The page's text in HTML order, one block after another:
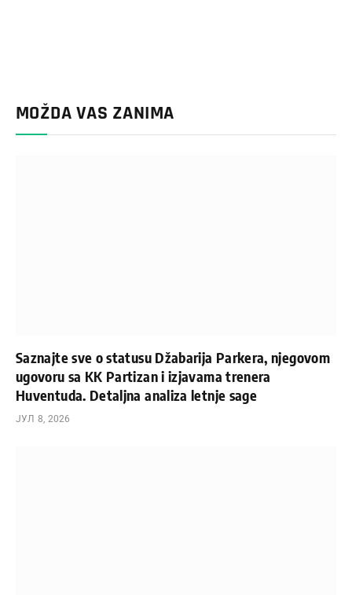
MOŽDA VAS ZANIMA
Saznajte sve o statusu Džabarija Parkera, njegovom
ugovoru sa KK Partizan i izjavama trenera
Huventuda. Detaljna analiza letnje sage
ЈУЛ 8, 2026